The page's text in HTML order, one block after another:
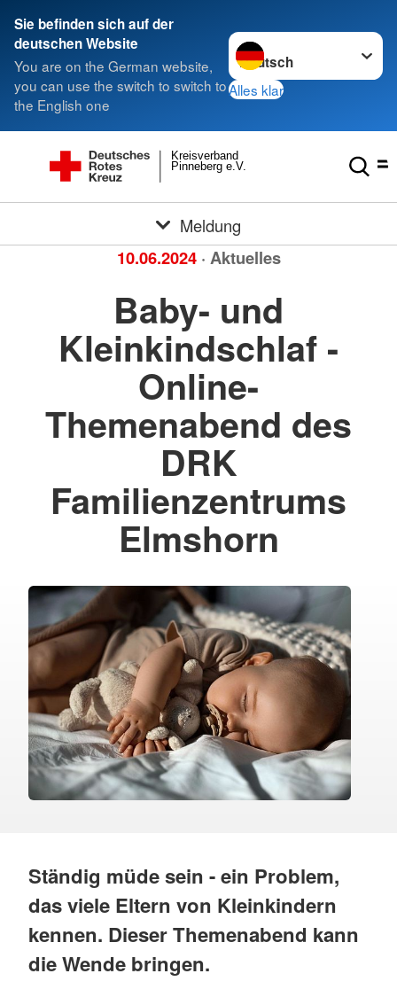
Sie befinden sich auf der
deutschen Website
You are on the German website,
you can use the switch to switch to
the English one
Sprache wechseln zu
Alles klar
Pinneberg e.V.
Kreisverband
Meldung
10.06.2024 · Aktuelles
Baby- und
Kleinkindschlaf -
Online-
Themenabend des
DRK
Familienzentrums
Elmshorn
Ständig müde sein - ein Problem,
das viele Eltern von Kleinkindern
kennen. Dieser Themenabend kann
die Wende bringen.